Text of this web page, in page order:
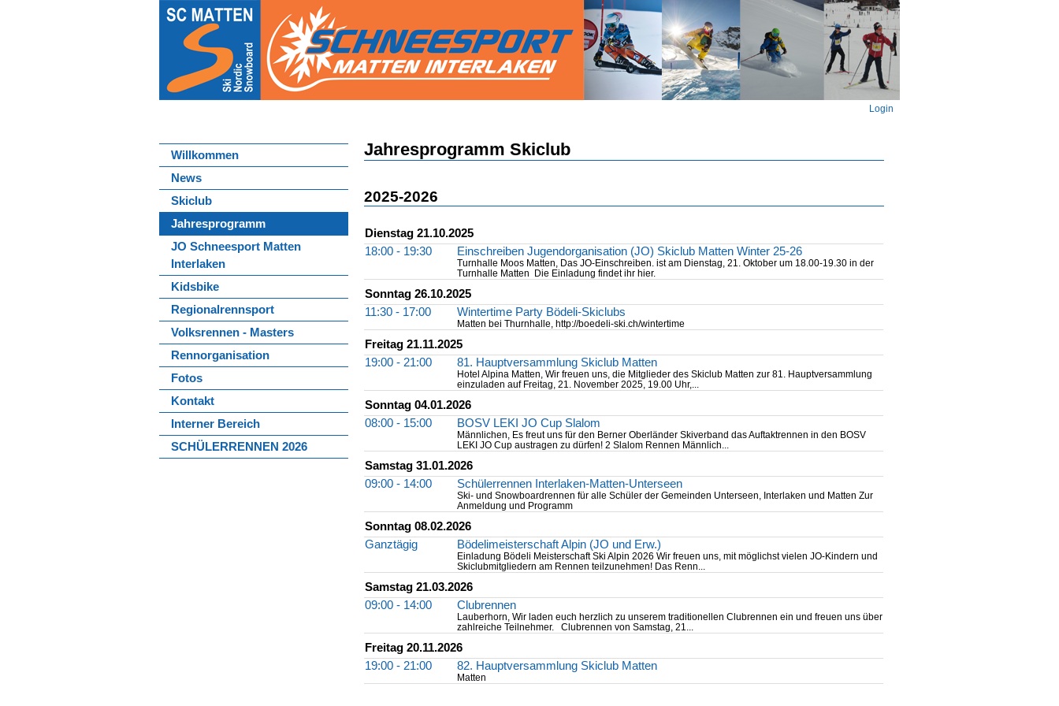
Login
Willkommen
News
Skiclub
Jahresprogramm
JO Schneesport Matten
Interlaken
Kidsbike
Regionalrennsport
Volksrennen - Masters
Rennorganisation
Fotos
Kontakt
Interner Bereich
SCHÜLERRENNEN 2026
Jahresprogramm Skiclub
2025-2026
Dienstag 21.10.2025
18:00 - 19:30
Einschreiben Jugendorganisation (JO) Skiclub Matten Winter 25-26
Turnhalle Moos Matten, Das JO-Einschreiben. ist am Dienstag, 21. Oktober um 18.00-19.30 in der
Turnhalle Matten Die Einladung findet ihr hier.
Sonntag 26.10.2025
11:30 - 17:00
Wintertime Party Bödeli-Skiclubs
Matten bei Thurnhalle, http://boedeli-ski.ch/wintertime
Freitag 21.11.2025
19:00 - 21:00
81. Hauptversammlung Skiclub Matten
Hotel Alpina Matten, Wir freuen uns, die Mitglieder des Skiclub Matten zur 81. Hauptversammlung
einzuladen auf Freitag, 21. November 2025, 19.00 Uhr,...
Sonntag 04.01.2026
08:00 - 15:00
BOSV LEKI JO Cup Slalom
Männlichen, Es freut uns für den Berner Oberländer Skiverband das Auftaktrennen in den BOSV
LEKI JO Cup austragen zu dürfen! 2 Slalom Rennen Männlich...
Samstag 31.01.2026
09:00 - 14:00
Schülerrennen Interlaken-Matten-Unterseen
Ski- und Snowboardrennen für alle Schüler der Gemeinden Unterseen, Interlaken und Matten Zur
Anmeldung und Programm
Sonntag 08.02.2026
Ganztägig
Bödelimeisterschaft Alpin (JO und Erw.)
Einladung Bödeli Meisterschaft Ski Alpin 2026 Wir freuen uns, mit möglichst vielen JO-Kindern und
Skiclubmitgliedern am Rennen teilzunehmen! Das Renn...
Samstag 21.03.2026
09:00 - 14:00
Clubrennen
Lauberhorn, Wir laden euch herzlich zu unserem traditionellen Clubrennen ein und freuen uns über
zahlreiche Teilnehmer. Clubrennen von Samstag, 21...
Freitag 20.11.2026
19:00 - 21:00
82. Hauptversammlung Skiclub Matten
Matten